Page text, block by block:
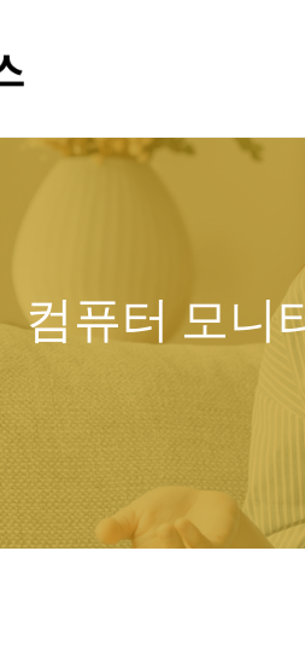
컴퓨터 모니